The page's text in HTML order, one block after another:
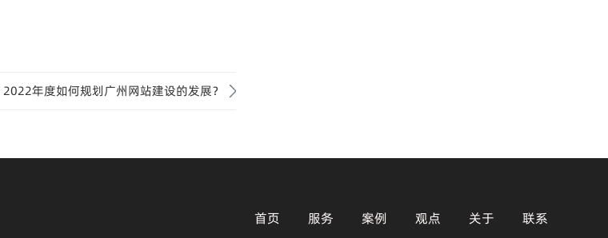
2022年度如何规划广州网站建设的发展？
首页 服务 案例 观点 关于 联系